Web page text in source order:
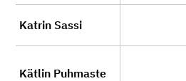
Katrin Sassi
Kätlin Puhmaste